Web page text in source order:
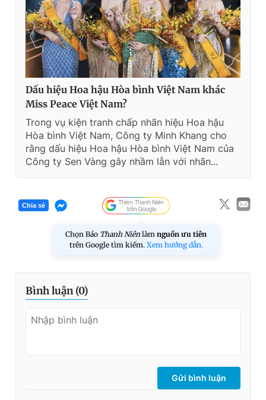
Dấu hiệu Hoa hậu Hòa bình Việt Nam khác
Miss Peace Việt Nam?
Trong vụ kiện tranh chấp nhãn hiệu Hoa hậu
Hòa bình Việt Nam, Công ty Minh Khang cho
rằng dấu hiệu Hoa hậu Hòa bình Việt Nam của
Công ty Sen Vàng gây nhầm lẫn với nhãn...
Chia sẻ
Chọn Báo Thanh Niên làm nguồn ưu tiên
trên Google tìm kiếm. Xem hướng dẫn.
Bình luận (0)
Gửi bình luận